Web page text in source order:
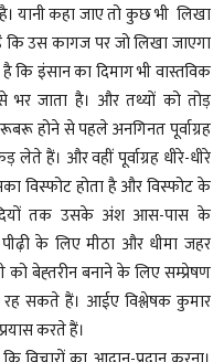
यानी कहा जाए तो कुछ भी लिखा
कि उस कागज पर जो लिखा जाएगा
कि इंसान का दिमाग भी वास्तविक
भर जाता है। और तथ्यों को तोड़
होने से पहले अनगिनत पूर्वाग्रह
हैं। और वहीं पूर्वाग्रह धीरे-धीरे
विस्फोट होता है और विस्फोट के
तक उसके अंश आस-पास के
के लिए मीठा और धीमा जहर
को बेह्तरीन बनाने के लिए सम्प्रेषण
रह सकते हैं। आईए विश्लेषक कुमार
करते हैं।